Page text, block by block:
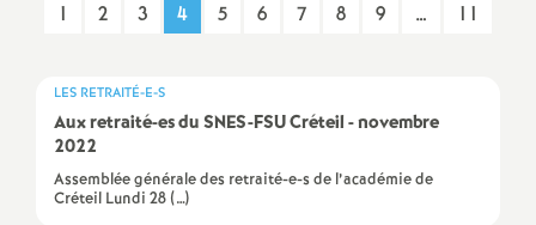
e
m
1 2 3 4 5 6 7 8 9 … 11
LES RETRAITÉ-E-S
Aux retraité-es duSNES-FSUCréteil - novembre
2022
Assemblée générale des retraité-e-s de l’académie de
Créteil Lundi 28 (…)